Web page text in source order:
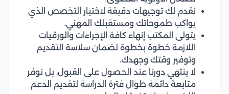
نقدم لك توجيهات دقيقة لاختيار التخصص الذي
يواكب طموحاتك ومستقبلك المهني.
يتولى المكتب إنهاء كافة الإجراءات والورقيات
اللازمة خطوة بخطوة لضمان سلاسة التقديم
وتوفير وقتك وجهدك.
لا ينتهي دورنا عند الحصول على القبول، بل نوفر
متابعة دائمة طوال فترة الدراسة لتقديم الدعم